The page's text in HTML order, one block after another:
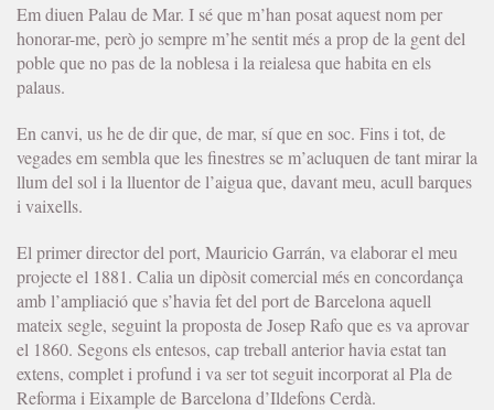
Em diuen Palau de Mar. I sé que m’han posat aquest nom per
honorar-me, però jo sempre m’he sentit més a prop de la gent del
poble que no pas de la noblesa i la reialesa que habita en els
palaus.
En canvi, us he de dir que, de mar, sí que en soc. Fins i tot, de
vegades em sembla que les finestres se m’acluquen de tant mirar la
llum del sol i la lluentor de l’aigua que, davant meu, acull barques
i vaixells.
El primer director del port, Mauricio Garrán, va elaborar el meu
projecte el 1881. Calia un dipòsit comercial més en concordança
amb l’ampliació que s’havia fet del port de Barcelona aquell
mateix segle, seguint la proposta de Josep Rafo que es va aprovar
el 1860. Segons els entesos, cap treball anterior havia estat tan
extens, complet i profund i va ser tot seguit incorporat al Pla de
Reforma i Eixample de Barcelona d’Ildefons Cerdà.